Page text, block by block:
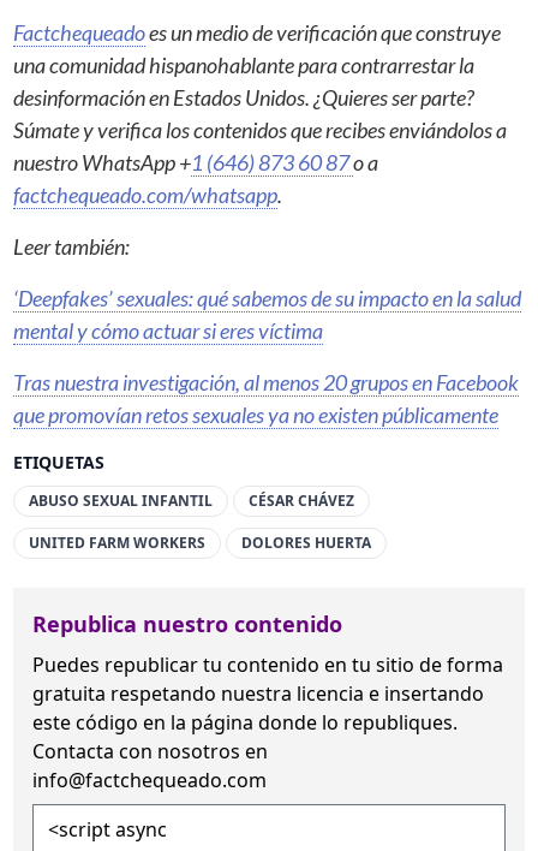
ETIQUETAS
ABUSO SEXUAL INFANTIL CÉSAR CHÁVEZ
UNITED FARM WORKERS DOLORES HUERTA
Factchequeadoes un medio de verificación que construye
una comunidad hispanohablante para contrarrestar la
desinformación en Estados Unidos. ¿Quieres ser parte?
Súmate y verifica los contenidos que recibes enviándolos a
nuestro WhatsApp +1 (646) 873 60 87o a
factchequeado.com/whatsapp.
Leer también:
‘Deepfakes’ sexuales: qué sabemos de su impacto en la salud
mental y cómo actuar si eres víctima
Tras nuestra investigación, al menos 20 grupos en Facebook
que promovían retos sexuales ya no existen públicamente
Republica nuestro contenido
Puedes republicar tu contenido en tu sitio de forma
gratuita respetando nuestra licencia e insertando
este código en la página donde lo republiques.
Contacta con nosotros en
info@factchequeado.com